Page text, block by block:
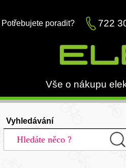
Potřebujete poradit? 722
Vše o nákupu
Vyhledávání